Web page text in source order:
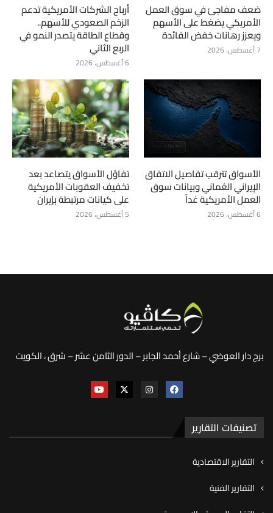
ضعف مفاجئ في سوق العمل
الأمريكي يضغط على الأسهم
ويعزز رهانات خفض الفائدة
7 أغسطس، 2026
أرباح الشركات الأمريكية تدعم
الزخم الصعودي للأسهم..
وقطاع الطاقة يتصدر النمو في
الربع الثاني
6 أغسطس، 2026
الأسواق تترقب تفاصيل الاتفاق
الإيراني العُماني وبيانات سوق
العمل الأمريكية غداً
6 أغسطس، 2026
تفاؤل الأسواق يتصاعد بعد
تخفيف العقوبات الأمريكية
على كيانات مرتبطة بإيران
5 أغسطس، 2026
برج دار العوضي – شارع أحمد الجابر – الدور الثامن عشر – شرق ، الكويت
تصنيفات التقارير
التقارير الاقتصادية
التقارير الفنية